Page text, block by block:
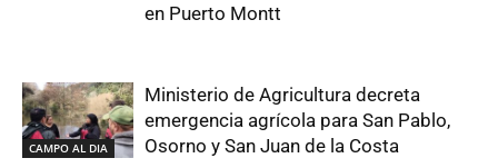
en Puerto Montt
CAMPO AL DIA
Ministerio de Agricultura decreta
emergencia agrícola para San Pablo,
Osorno y San Juan de la Costa